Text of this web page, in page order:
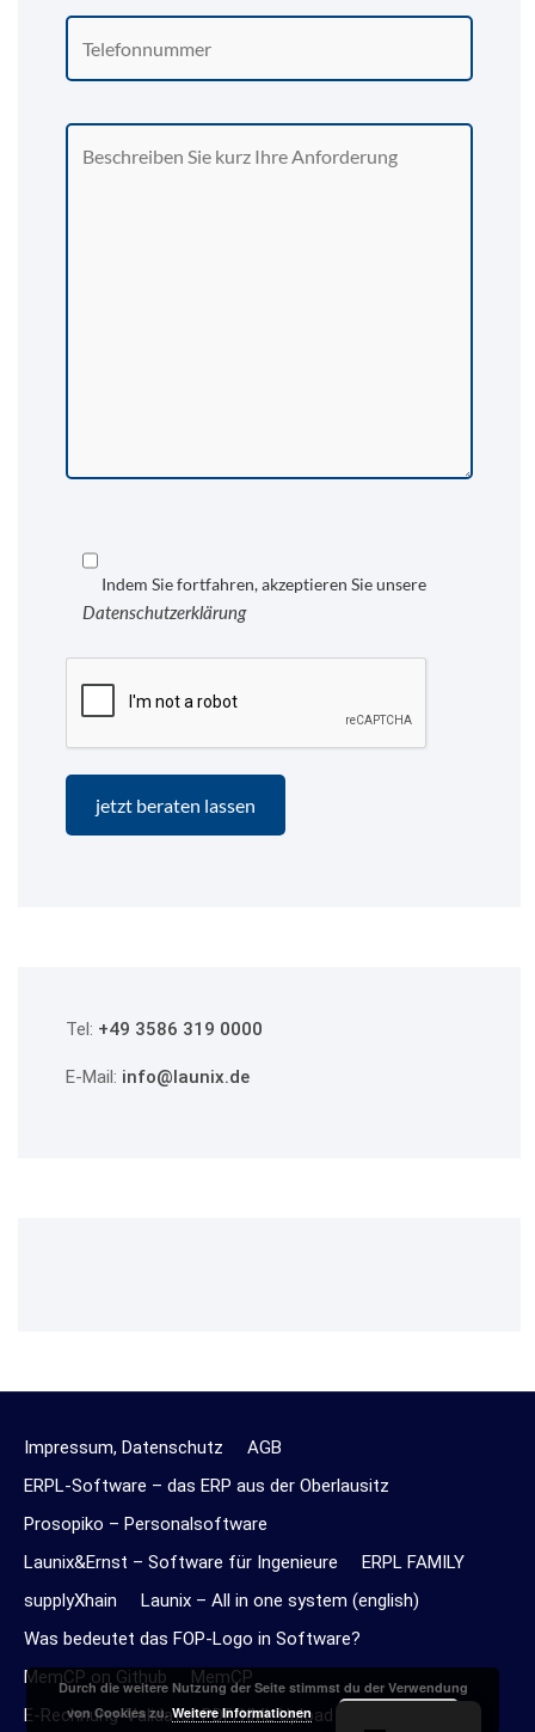
Indem Sie fortfahren, akzeptieren Sie unsere
Datenschutzerklärung
Tel: +49 3586 319 0000
E-Mail: info@launix.de
Impressum, Datenschutz
AGB
ERPL-Software – das ERP aus der Oberlausitz
Prosopiko – Personalsoftware
Launix&Ernst – Software für Ingenieure
ERPL FAMILY
supplyXhain
Launix – All in one system (english)
Was bedeutet das FOP-Logo in Software?
MemCP on Github
MemCP
E-Rechnung-Validator PDF/XML Upload Online
Durch die weitere Nutzung der Seite stimmst du der Verwendung
von Cookies zu.Weitere Informationen